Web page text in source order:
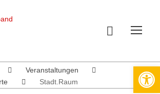
Veranstaltungen
Stadt.Raum
Werkzeugleiste öffnen